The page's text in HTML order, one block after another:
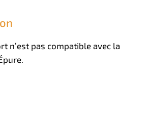
n’est pas compatible avec la